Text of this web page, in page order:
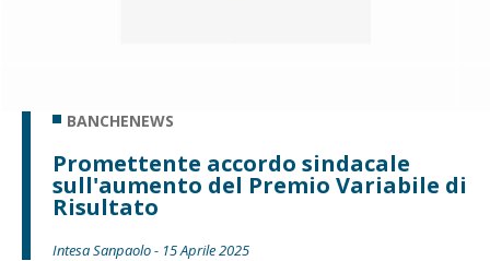
BANCHENEWS
Promettente accordo sindacale
sull'aumento del Premio Variabile di
Risultato
Intesa Sanpaolo - 15 Aprile 2025